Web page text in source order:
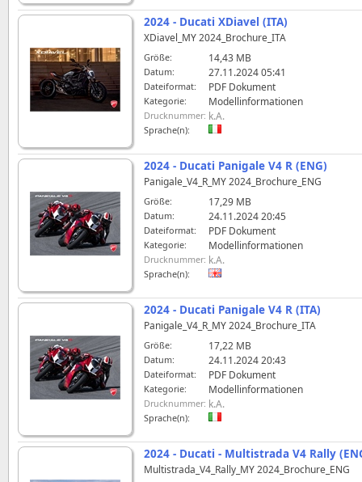
2024 - Ducati XDiavel (ITA)
XDiavel_MY 2024_Brochure_ITA
Größe: 14,43 MB
Datum: 27.11.2024 05:41
Dateiformat: PDF Dokument
Kategorie: Modellinformationen
Drucknummer: k.A.
Sprache(n):
2024 - Ducati Panigale V4 R (ENG)
Panigale_V4_R_MY 2024_Brochure_ENG
Größe: 17,29 MB
Datum: 24.11.2024 20:45
Dateiformat: PDF Dokument
Kategorie: Modellinformationen
Drucknummer: k.A.
Sprache(n):
2024 - Ducati Panigale V4 R (ITA)
Panigale_V4_R_MY 2024_Brochure_ITA
Größe: 17,22 MB
Datum: 24.11.2024 20:43
Dateiformat: PDF Dokument
Kategorie: Modellinformationen
Drucknummer: k.A.
Sprache(n):
2024 - Ducati - Multistrada V4 Rally
Multistrada_V4_Rally_MY 2024_Brochure_ENG